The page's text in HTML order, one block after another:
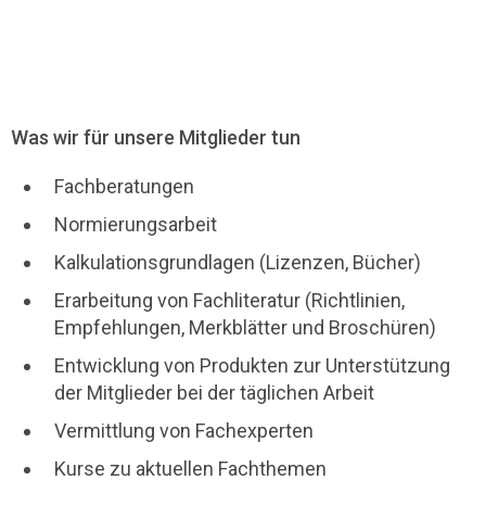
Was wir für unsere Mitglieder tun
Fachberatungen
Normierungsarbeit
Kalkulationsgrundlagen (Lizenzen, Bücher)
Erarbeitung von Fachliteratur (Richtlinien,
Empfehlungen, Merkblätter und Broschüren)
Entwicklung von Produkten zur Unterstützung
der Mitglieder bei der täglichen Arbeit
Vermittlung von Fachexperten
Kurse zu aktuellen Fachthemen